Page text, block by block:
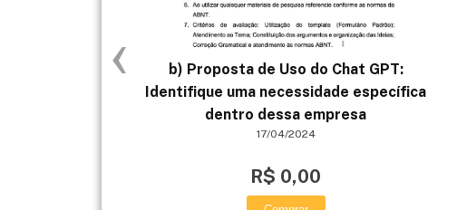
b) Proposta de Uso do Chat GPT:
Identifique uma necessidade específica
dentro dessa empresa
17/04/2024
R$ 0,00
‹